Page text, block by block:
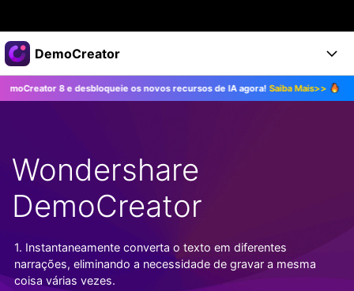
Produtos em destaque
Criatividade digital com IA generativa
Utilitários
Negócios
Sala de imprensa
Loja
Suporte
DemoCreator
Produtos
Recursos
Todos os recursos >
Recursos de IA
Dicas de IA
Todos os recursos de IA >
Soluções
DemoCreator para
Blog
Mais Soluções >
Central de Ajuda
Começe a Usar
Suporte
TESTE GRÁTIS COMPRE AGORA
Entrar
8 e desbloqueie os novos recursos de IA agora!Saiba Mais>> Atualize
Wondershare
DemoCreator
1. Instantaneamente converta o texto em diferentes
narrações, eliminando a necessidade de gravar a mesma
coisa várias vezes.